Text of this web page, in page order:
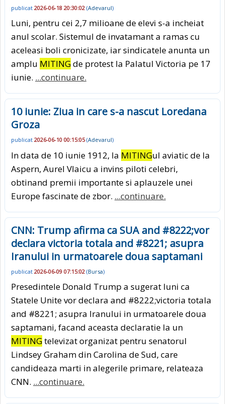
publicat 2026-06-18 20:30:02 (Adevarul)
Luni, pentru cei 2,7 milioane de elevi s-a incheiat
anul scolar. Sistemul de invatamant a ramas cu
aceleasi boli cronicizate, iar sindicatele anunta un
amplu MITINGde protest la Palatul Victoria pe 17
iunie. ...continuare.
10 iunie: Ziua in care s-a nascut Loredana
Groza
publicat 2026-06-10 00:15:05(Adevarul)
In data de 10 iunie 1912, la MITINGul aviatic de la
Aspern, Aurel Vlaicu a invins piloti celebri,
obtinand premii importante si aplauzele unei
Europe fascinate de zbor. ...continuare.
CNN: Trump afirma ca SUA and #8222;vor
declara victoria totala and #8221; asupra
Iranului in urmatoarele doua saptamani
publicat 2026-06-09 07:15:02 (Bursa)
Presedintele Donald Trump a sugerat luni ca
Statele Unite vor declara and #8222;victoria totala
and #8221; asupra Iranului in urmatoarele doua
saptamani, facand aceasta declaratie la un
MITINGtelevizat organizat pentru senatorul
Lindsey Graham din Carolina de Sud, care
candideaza marti in alegerile primare, relateaza
CNN. ...continuare.